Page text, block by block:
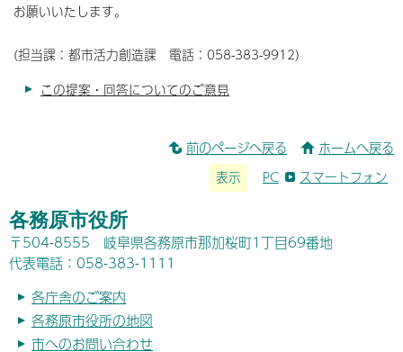
お願いいたします。
(担当課：都市活力創造課 電話：058-383-9912）
この提案・回答についてのご意見
前のページへ戻る ホームへ戻る
表示 PC スマートフォン
各務原市役所
〒504-8555 岐阜県各務原市那加桜町1丁目69番地
代表電話：058-383-1111
各庁舎のご案内
各務原市役所の地図
市へのお問い合わせ